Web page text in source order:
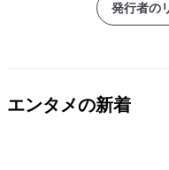
発行者の
エンタメの新着